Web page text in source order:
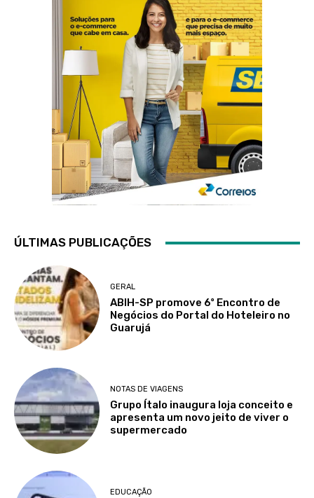
ÚLTIMAS PUBLICAÇÕES
GERAL
ABIH-SP promove 6º Encontro de
Negócios do Portal do Hoteleiro no
Guarujá
NOTAS DE VIAGENS
Grupo Ítalo inaugura loja conceito e
apresenta um novo jeito de viver o
supermercado
EDUCAÇÃO